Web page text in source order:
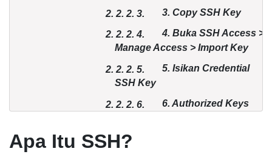
2. 2. 2. 3. 3. Copy SSH Key
2. 2. 2.4.
4. Buka SSH Access >
Manage Access > Import Key
2. 2. 2. 5.
5. Isikan Credential
SSH Key
2. 2. 2. 6. 6. Authorized Keys
Open Koneksi SSH
Apa Itu SSH?